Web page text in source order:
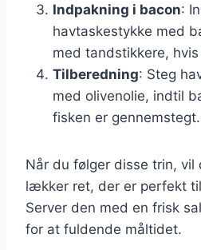
Indpakning i bacon:
havtaskestykke med
med tandstikkere,
Tilberedning: Steg
med olivenolie, indtil
fisken er gennemstegt.
Når du følger disse trin, vil
lækker ret, der er perfekt
Server den med en frisk
for at fuldende måltidet.